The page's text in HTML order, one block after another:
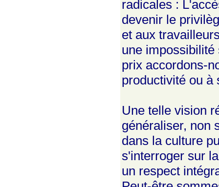
radicales :
devenir le
et aux
une
prix accordons-
productivité ou à
Une telle vision
généraliser, non
dans la culture
s'interroger sur
un respect